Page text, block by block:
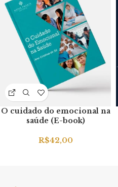
O cuidado do emocional na
saúde (E-book)
R$42,00